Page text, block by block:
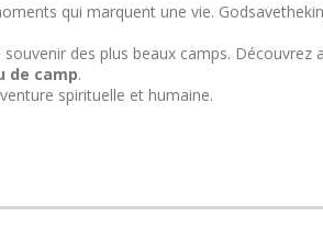
qui marquent une vie.
des plus beaux camps. Découvrez
de camp.
spirituelle et humaine.